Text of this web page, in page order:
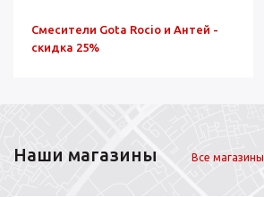
Смесители Gota Rocio и Антей -
скидка 25%
Наши магазины Все магазины